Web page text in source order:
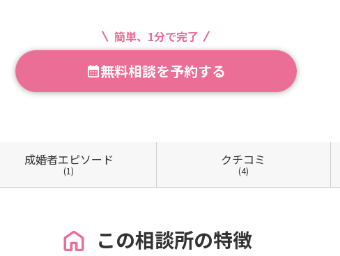
簡単、1分で完了
無料相談を予約する
成婚者エピソード
(1)
クチコミ
(4)
この相談所の特徴